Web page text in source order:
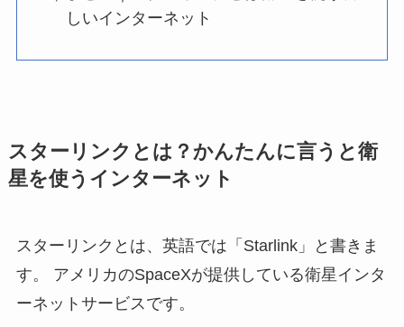
しいインターネット
スターリンクとは？かんたんに言うと衛
星を使うインターネット
スターリンクとは、英語では「Starlink」と書きま
す。 アメリカのSpaceXが提供している衛星インタ
ーネットサービスです。